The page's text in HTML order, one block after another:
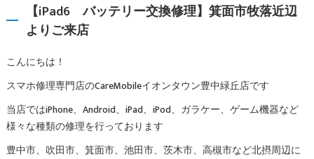
【iPad6 バッテリー交換修理】箕面市牧落近辺
よりご来店
こんにちは！
スマホ修理専門店のCareMobileイオンタウン豊中緑丘店です
当店ではiPhone、Android、iPad、iPod、ガラケー、ゲーム機器など
様々な種類の修理を行っております
豊中市、吹田市、箕面市、池田市、茨木市、高槻市など北摂周辺に